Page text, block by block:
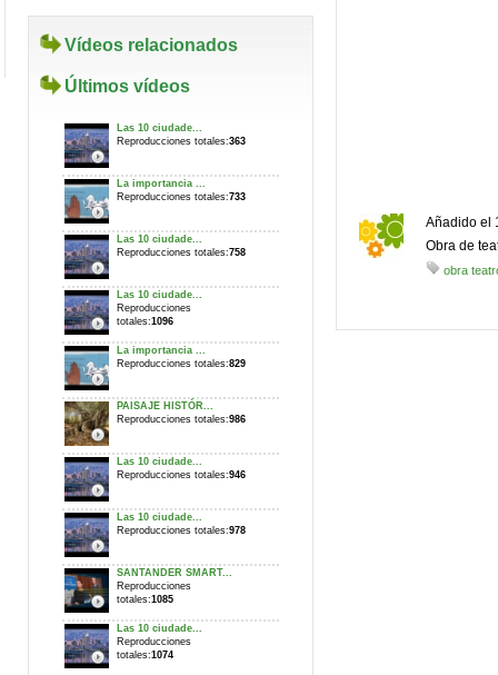
Vídeos relacionados
Últimos vídeos
Las 10 ciudade...
Reproducciones totales:363
La importancia ...
Reproducciones totales:733
Las 10 ciudade...
Reproducciones totales:758
Las 10 ciudade...
Reproducciones
totales:1096
La importancia ...
Reproducciones totales:829
PAISAJE HISTÓR...
Reproducciones totales:986
Las 10 ciudade...
Reproducciones totales:946
Las 10 ciudade...
Reproducciones totales:978
SANTANDER SMART...
Reproducciones
totales:1085
Las 10 ciudade...
Reproducciones
totales:1074
Añadido el
Obra de
obra